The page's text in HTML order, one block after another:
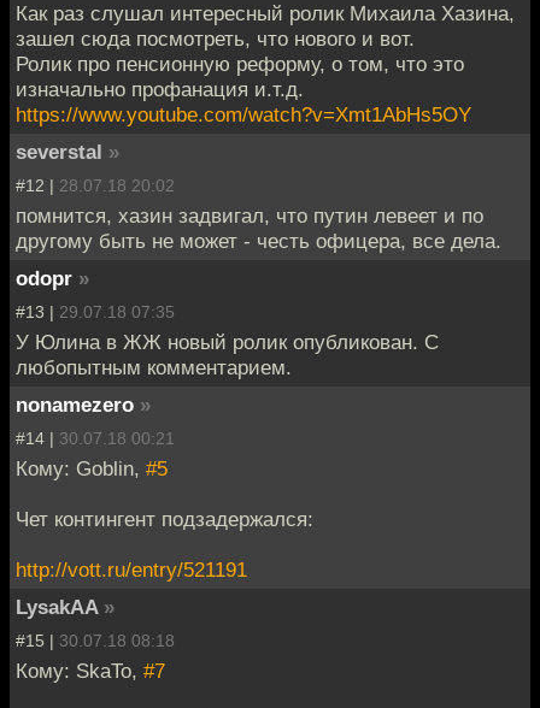
Как раз слушал интересный ролик Михаила Хазина,
зашел сюда посмотреть, что нового и вот.
Ролик про пенсионную реформу, о том, что это
изначально профанация и.т.д.
https://www.youtube.com/watch?v=Xmt1AbHs5OY
severstal »
#12 | 28.07.18 20:02
помнится, хазин задвигал, что путин левеет и по
другому быть не может - честь офицера, все дела.
odopr »
#13 | 29.07.18 07:35
У Юлина в ЖЖ новый ролик опубликован. С
любопытным комментарием.
nonamezero »
#14 | 30.07.18 00:21
Кому: Goblin, #5
Чет контингент подзадержался:
http://vott.ru/entry/521191
LysakAA »
#15 | 30.07.18 08:18
Кому: SkaTo, #7